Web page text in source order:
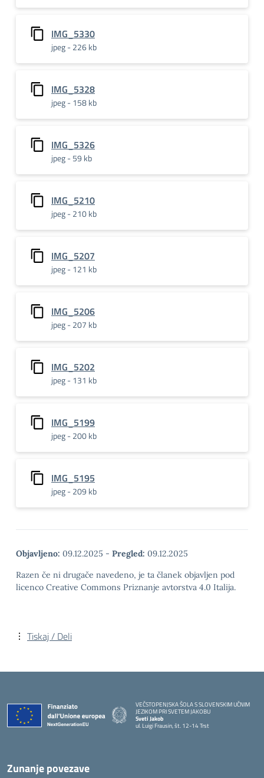
IMG_5330
jpeg - 226 kb
IMG_5328
jpeg - 158 kb
IMG_5326
jpeg - 59 kb
IMG_5210
jpeg - 210 kb
IMG_5207
jpeg - 121 kb
IMG_5206
jpeg - 207 kb
IMG_5202
jpeg - 131 kb
IMG_5199
jpeg - 200 kb
IMG_5195
jpeg - 209 kb
Objavljeno: 09.12.2025 - Pregled: 09.12.2025
Razen če ni drugače navedeno, je ta članek objavljen pod
licenco Creative Commons Priznanje avtorstva 4.0 Italija.
Tiskaj / Deli
VEČSTOPENJSKA ŠOLA S SLOVENSKIM UČNIM
JEZIKOM PRI SVETEM JAKOBU
Sveti Jakob
ul. Luigi Frausin, št. 12-14 Trst
— Visita la pagina iniziale della scuola
Zunanje povezave